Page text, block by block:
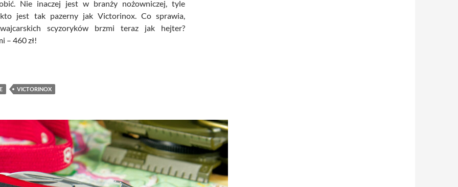
Nie inaczej jest w branży nożowniczej, tyle
jest tak pazerny jak Victorinox. Co sprawia,
scyzoryków brzmi teraz jak hejter?
– 460 zł!
Climber Lite Winter Magic – rozświetlamy noc
VICTORINOX